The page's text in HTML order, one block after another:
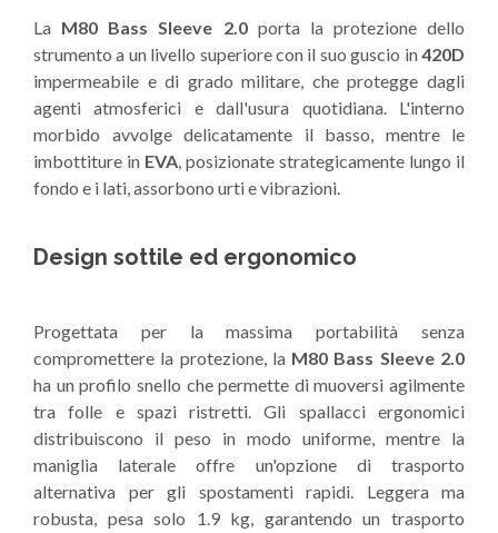
La M80 Bass Sleeve 2.0porta la protezione dello
strumento a un livello superiore con il suo guscio in420D
impermeabile e di grado militare, che protegge dagli
agenti atmosferici e dall'usura quotidiana. L'interno
morbido avvolge delicatamente il basso, mentre le
imbottiture in EVA, posizionate strategicamente lungo il
fondo e i lati, assorbono urti e vibrazioni.
Design sottile ed ergonomico
Progettata per la massima portabilità senza
compromettere la protezione, la M80 Bass Sleeve 2.0
ha un profilo snello che permette di muoversi agilmente
tra folle e spazi ristretti. Gli spallacci ergonomici
distribuiscono il peso in modo uniforme, mentre la
maniglia laterale offre un'opzione di trasporto
alternativa per gli spostamenti rapidi. Leggera ma
robusta, pesa solo 1.9 kg, garantendo un trasporto